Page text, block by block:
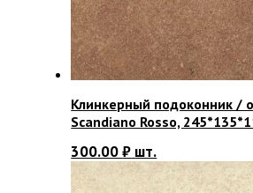
Клинкерный подоконник /
Scandiano Rosso,
300.00₽ шт.